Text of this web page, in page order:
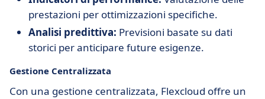
prestazioni per ottimizzazioni specifiche.
Analisi predittiva: Previsioni basate su dati
storici per anticipare future esigenze.
Gestione Centralizzata
Con una gestione centralizzata, Flexcloud offre un